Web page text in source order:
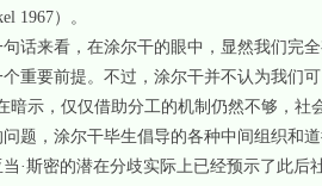
1967）。
来看，在涂尔干的眼中，显然我们完全
重要前提。不过，涂尔干并不认为我们
暗示，仅仅借助分工的机制仍然不够，
题，涂尔干毕生倡导的各种中间组织和
斯密的潜在分歧实际上已经预示了此后